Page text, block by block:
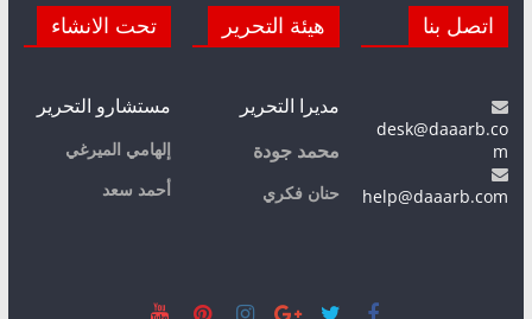
اتصل بنا
desk@daaarb.co
m
help@daaarb.com
هيئة التحرير
مديرا التحرير
محمد جودة
حنان فكري
تحت الانشاء
مستشارو التحرير
إلهامي الميرغي
أحمد سعد